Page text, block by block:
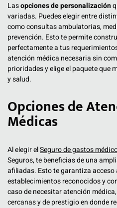
Lasopciones de personalización
variadas. Puedes elegir entre
como consultas ambulatorias,
prevención. Esto te permite
perfectamente a tus
atención médica necesaria sin
prioridades y elige el paquete que
y salud.
Opciones de
Médicas
Al elegir elSeguro de gastos
Seguros, te beneficias de una
afiliadas. Esto te garantiza acceso
establecimientos reconocidos y
caso de necesitar atención
cercanas y de prestigio en donde